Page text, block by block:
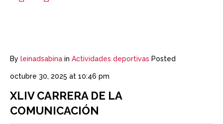
By leinadsabina in Actividades deportivas Posted
octubre 30, 2025 at 10:46 pm
XLIV CARRERA DE LA
COMUNICACIÓN